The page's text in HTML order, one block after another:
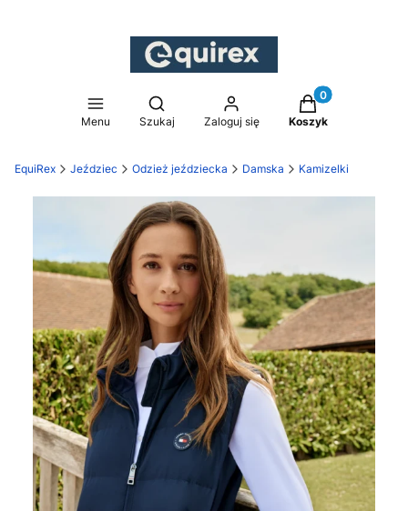
Menu
Otwórz wyszukiwarkę
Szukaj Zaloguj się
Produkty w
Koszyk
EquiRex Jeździec Odzież jeździecka Damska Kamizelki